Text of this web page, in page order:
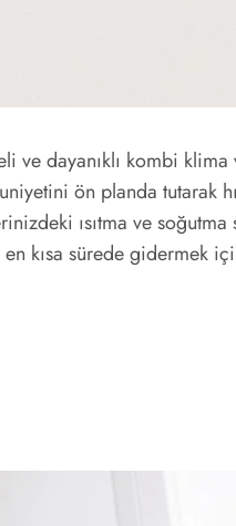
ve dayanıklı kombi
ön planda tutarak
ısıtma ve
kısa sürede gidermek